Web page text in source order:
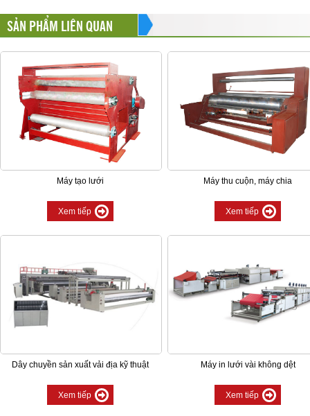
SẢN PHẨM LIÊN QUAN
Máy tạo lưới
Xem tiếp
Máy thu cuộn, máy chia
Xem tiếp
Dây chuyền sản xuất vải địa kỹ thuật
Xem tiếp
Máy in lưới vài không dệt
Xem tiếp